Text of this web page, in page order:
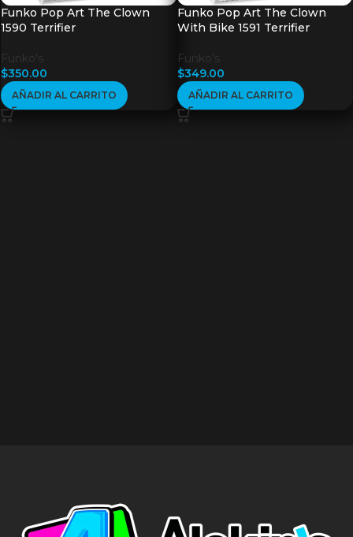
Funko Pop Art The Clown
1590 Terrifier
Funko's
$350.00
AÑADIR AL CARRITO
Funko Pop Art The Clown
With Bike 1591 Terrifier
Funko's
$349.00
AÑADIR AL CARRITO